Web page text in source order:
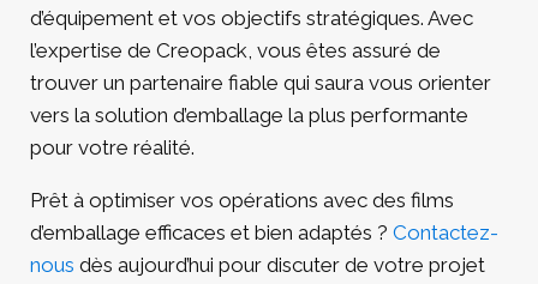
d’équipement et vos objectifs stratégiques. Avec
l’expertise de Creopack, vous êtes assuré de
trouver un partenaire fiable qui saura vous orienter
vers la solution d’emballage la plus performante
pour votre réalité.
Prêt à optimiser vos opérations avec des films
d’emballage efficaces et bien adaptés ? Contactez-
nous dès aujourd’hui pour discuter de votre projet